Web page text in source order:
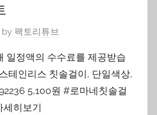
by 팩토리튜브
일정액의 수수료를 제공받습
테인리스 칫솔걸이, 단일색상,
5,100원 #로마네칫솔걸
세히보기